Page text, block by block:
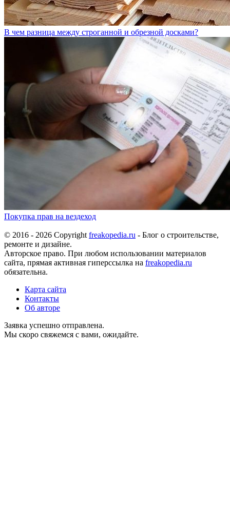
В чем разница между строганной и обрезной досками?
Покупка прав на вездеход
© 2016 - 2026 Copyright freakopedia.ru - Блог о строительстве,
ремонте и дизайне.
Авторское право. При любом использовании материалов
сайта, прямая активная гиперссылка на freakopedia.ru
обязательна.
Карта сайта
Контакты
Об авторе
Заявка успешно отправлена.
Мы скоро свяжемся с вами, ожидайте.